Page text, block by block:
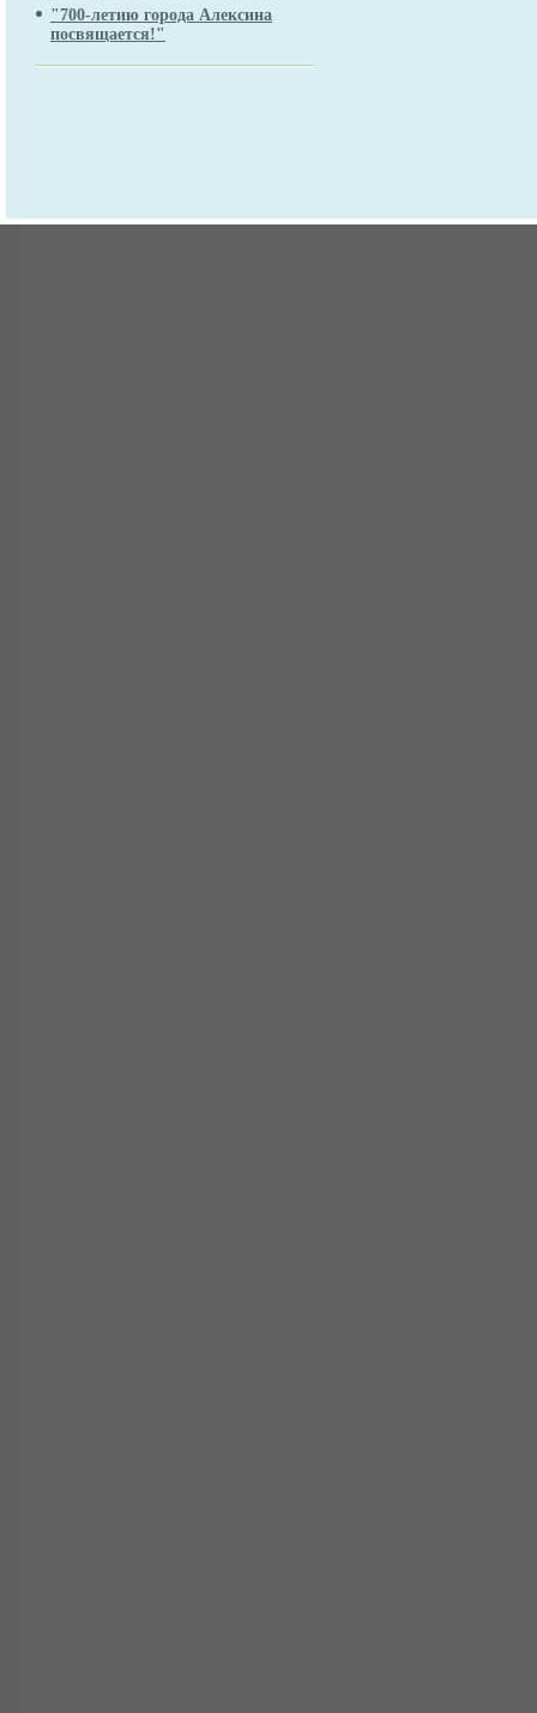
"700-летию города Алексина
посвящается!"